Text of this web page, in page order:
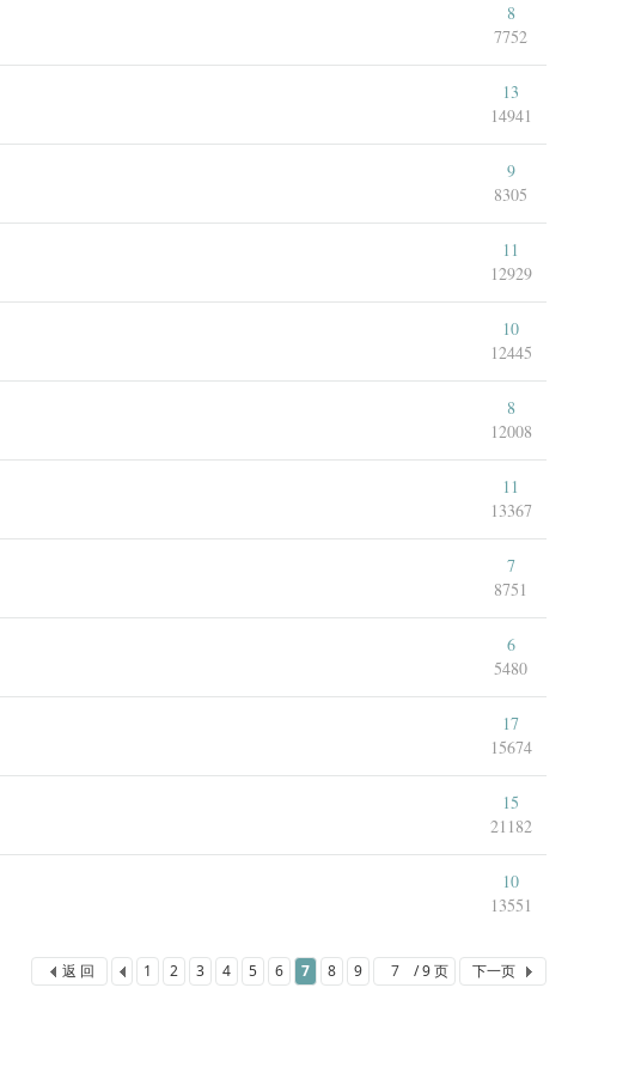
8
7752
13
14941
9
8305
11
12929
10
12445
8
12008
11
13367
7
8751
6
5480
17
15674
15
21182
10
13551
1 2 3 4 5 6 7 8 9 / 9 页 下一页
返 回